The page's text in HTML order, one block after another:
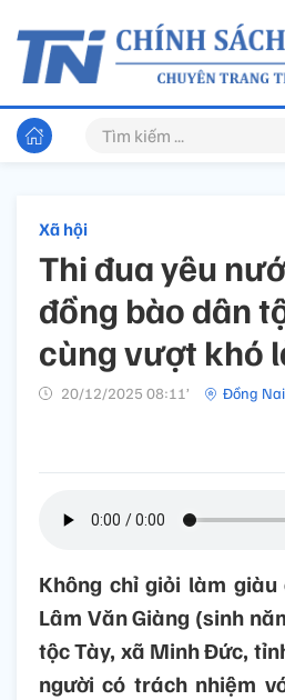
Xã hội
Thi đua yêu
đồng bào dân
cùng vượt khó
20/12/2025 08:11’ Đồng Nai
Không chỉ giỏi làm
Lâm Văn Giàng (sinh
tộc Tày, xã Minh Đức,
người có trách nhiệm